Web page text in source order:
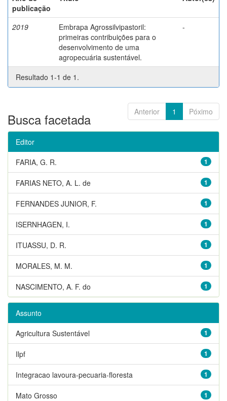
publicação
2019
Embrapa Agrossilvipastoril:
primeiras contribuições para o
desenvolvimento de uma
agropecuária sustentável.
-
Resultado 1-1 de 1.
Anterior 1 Póximo
Busca facetada
Editor
1
FARIA, G. R.
1
FARIAS NETO, A. L. de
1
FERNANDES JUNIOR, F.
1
ISERNHAGEN, I.
1
ITUASSU, D. R.
1
MORALES, M. M.
1
NASCIMENTO, A. F. do
Assunto
1
Agricultura Sustentável
1
Ilpf
1
Integracao lavoura-pecuaria-floresta
1
Mato Grosso